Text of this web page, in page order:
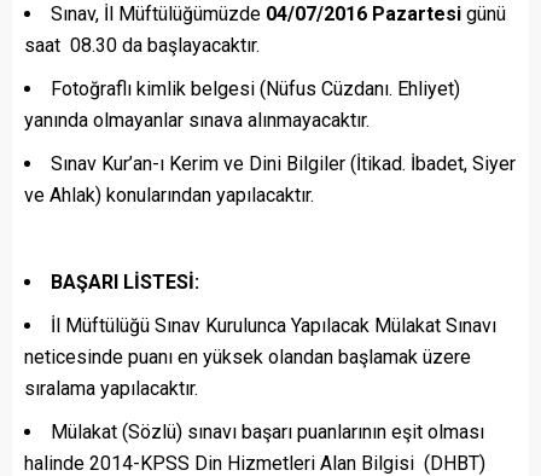
Sınav, İl Müftülüğümüzde 04/07/2016 Pazartesi günü
saat 08.30 da başlayacaktır.
Fotoğraflı kimlik belgesi (Nüfus Cüzdanı. Ehliyet)
yanında olmayanlar sınava alınmayacaktır.
Sınav Kur’an-ı Kerim ve Dini Bilgiler (İtikad. İbadet, Siyer
ve Ahlak) konularından yapılacaktır.
BAŞARI LİSTESİ:
İl Müftülüğü Sınav Kurulunca Yapılacak Mülakat Sınavı
neticesinde puanı en yüksek olandan başlamak üzere
sıralama yapılacaktır.
Mülakat (Sözlü) sınavı başarı puanlarının eşit olması
halinde 2014-KPSS Din Hizmetleri Alan Bilgisi (DHBT)